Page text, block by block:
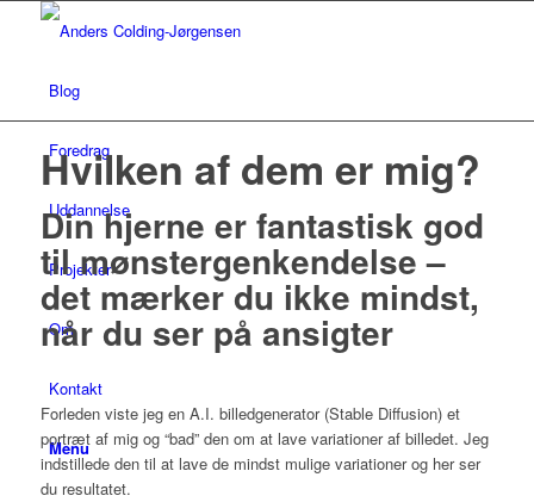
Blog
Foredrag
Uddannelse
Projekter
Om
Kontakt
Menu
Hvilken af dem er mig?
Din hjerne er fantastisk god
til mønstergenkendelse –
det mærker du ikke mindst,
når du ser på ansigter
Forleden viste jeg en A.I. billedgenerator (Stable Diffusion) et
portræt af mig og “bad” den om at lave variationer af billedet. Jeg
indstillede den til at lave de mindst mulige variationer og her ser
du resultatet.